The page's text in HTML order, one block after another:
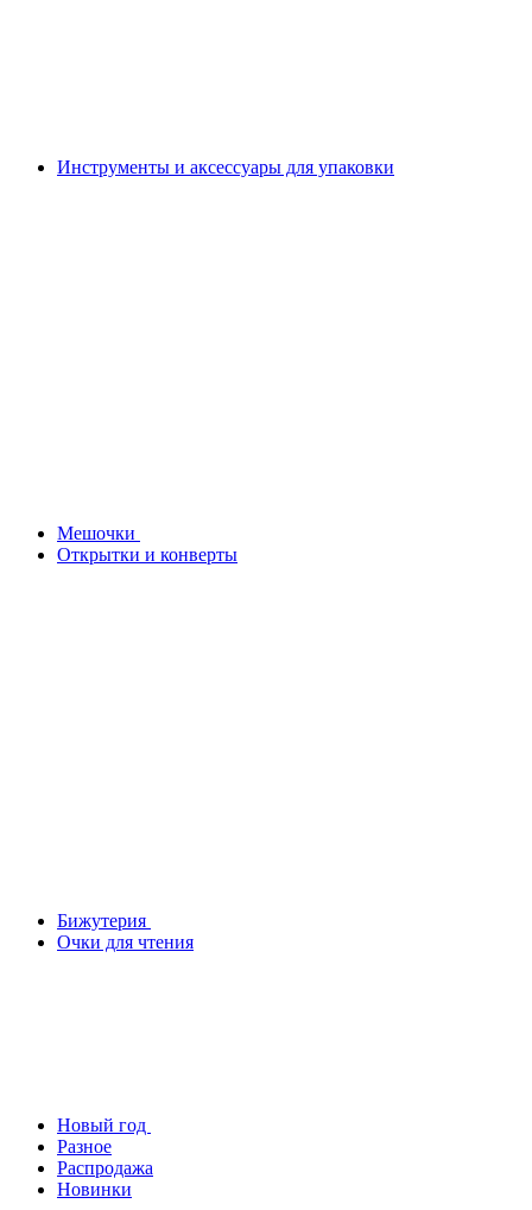
Инструменты и аксессуары для упаковки
Мешочки
Открытки и конверты
Бижутерия
Очки для чтения
Новый год
Разное
Распродажа
Новинки